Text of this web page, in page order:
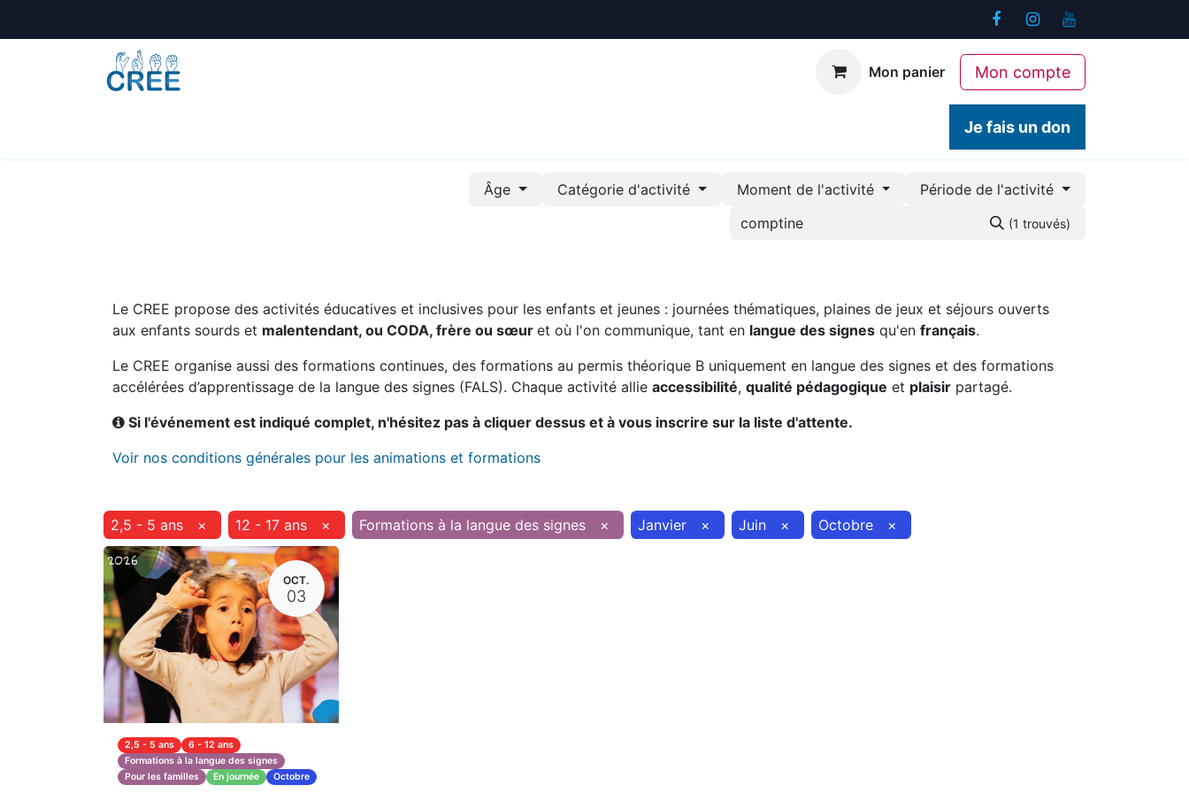
Mon panier Mon compte
Je fais un don
Âge Catégorie d'activité Moment de l'activité Période de l'activité
(1 trouvés)
Le CREE propose des activités éducatives et inclusives pour les enfants et jeunes : journées thématiques, plaines de jeux et séjours ouverts
aux enfants sourds et malentendant, ou CODA, frère ou sœur et où l'on communique, tant en langue des signes qu'en français.
Le CREE organise aussi des formations continues, des formations au permis théorique B uniquement en langue des signes et des formations
accélérées d’apprentissage de la langue des signes (FALS). Chaque activité allie accessibilité, qualité pédagogique et plaisir partagé.
Si l'événement est indiqué complet, n'hésitez pas à cliquer dessus et à vous inscrire sur la liste d'attente.
Voir nos conditions générales pour les animations et formations
2,5 - 5 ans × 12 - 17 ans × Formations à la langue des signes × Janvier × Juin × Octobre ×
OCT.
03
2,5 - 5 ans
6 - 12 ans
Formations à la langue des signes
Pour les familles
En journée Octobre